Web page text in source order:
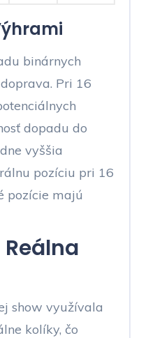
binárnych
Pri 16
dopadu do
vyššia
pozíciu pri 16
pozície majú
show využívala
kolíky, čo